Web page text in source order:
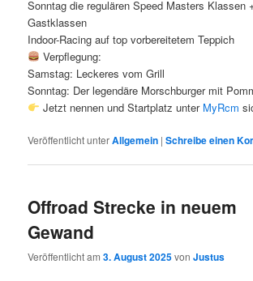
Sonntag die regulären Speed Masters Klassen
Gastklassen
Indoor-Racing auf top vorbereitetem Teppich
Verpflegung:
Samstag: Leckeres vom Grill
Sonntag: Der legendäre Morschburger mit
Jetzt nennen und Startplatz unter MyRcm
Veröffentlicht unterAllgemein |Schreibe einen
Offroad Strecke in neuem
Gewand
Veröffentlicht am3. August 2025vonJustus